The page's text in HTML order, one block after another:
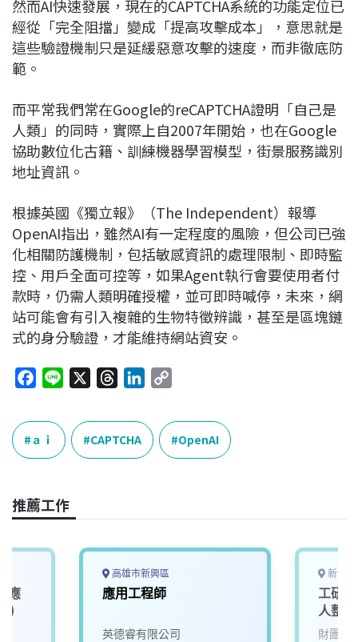
然而AI快速發展，現在的CAPTCHA系統的功能定位已
經從「完全阻擋」變成「提高攻擊成本」，意思就是
這些驗證機制只是延緩惡意攻擊的速度，而非徹底防
範。
而平常我們常在Google的reCAPTCHA證明「自己是
人類」的同時，實際上自2007年開始，也在Google
協助數位化古籍、訓練機器學習模型，街景服務識別
地址資訊。
根據英國《獨立報》（The Independent）報導
OpenAI指出，雖然AI有一定程度的風險，但公司已強
化相關防護機制，包括敏感資訊的處理限制、即時監
控、用戶全面可控等，如果Agent執行會要使用者付
款時，仍需人類明確授權，並可即時喊停，未來，網
站可能會有引入複雜的生物特徵辨識，甚至是區塊鏈
式的身分驗證，才能維持網站資安。
c
e
b
o
k
e
r
e
a
n
e
n
p
y
L
k
ａｉ CAPTCHA OpenAI
推薦工作
應
高雄市新興區
應用工程師
英德睿有限公司
新竹
工研
人整
財團法